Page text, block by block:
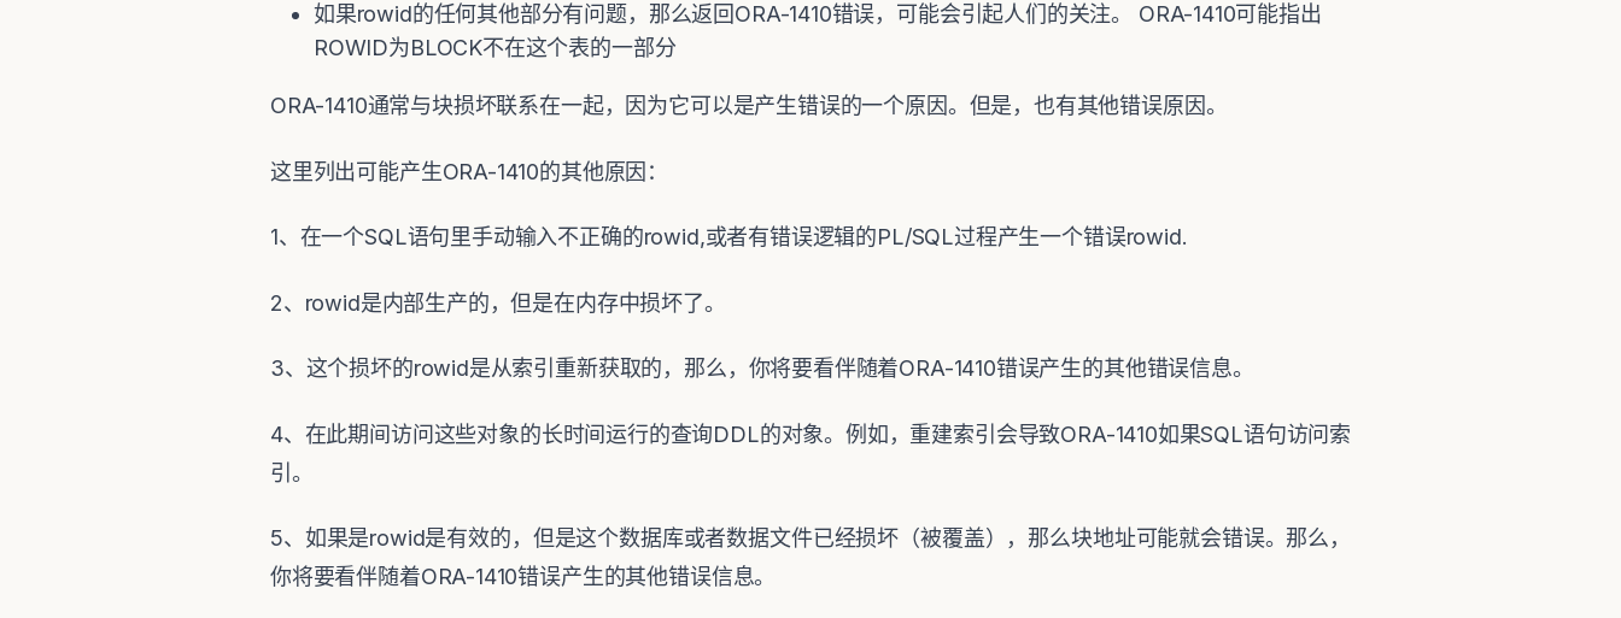
如果rowid的任何其他部分有问题，那么返回ORA-1410错误，可能会引起人们的关注。 ORA-1410可能指出
ROWID为BLOCK不在这个表的一部分
ORA-1410通常与块损坏联系在一起，因为它可以是产生错误的一个原因。但是，也有其他错误原因。
这里列出可能产生ORA-1410的其他原因：
1、在一个SQL语句里手动输入不正确的rowid,或者有错误逻辑的PL/SQL过程产生一个错误rowid.
2、rowid是内部生产的，但是在内存中损坏了。
3、这个损坏的rowid是从索引重新获取的，那么，你将要看伴随着ORA-1410错误产生的其他错误信息。
4、在此期间访问这些对象的长时间运行的查询DDL的对象。例如，重建索引会导致ORA-1410如果SQL语句访问索
引。
5、如果是rowid是有效的，但是这个数据库或者数据文件已经损坏（被覆盖），那么块地址可能就会错误。那么，
你将要看伴随着ORA-1410错误产生的其他错误信息。